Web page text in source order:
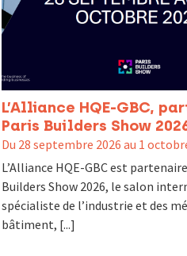
L’Alliance HQE-GBC,
Paris Builders Show
Du 28 septembre 2026 au 1
L’Alliance HQE-GBC est
Builders Show 2026, le salon
spécialiste de l’industrie et des
bâtiment, [...]